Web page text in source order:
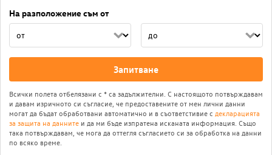
На разположение съм от
Запитване
Всички полета отбелязани с * са задължителни. С настоящото потвърждавам
и давам изричното си съгласие, че предоставените от мен лични данни
могат да бъдат обработвани автоматично и в съответстивие с декларацията
за защита на данните и да ми бъде изпратена исканата информация. Също
така потвърждавам, че мога да оттегля съгласието си за обработка на данни
по всяко време.